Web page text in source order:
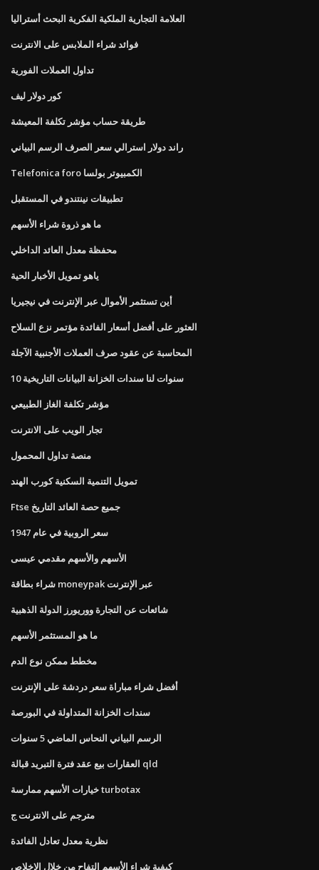
العلامة التجارية الملكية الفكرية البحث أستراليا
فوائد شراء الملابس على الانترنت
تداول العملات الفورية
كور دولار ليف
طريقة حساب مؤشر تكلفة المعيشة
راند دولار استرالي سعر الصرف الرسم البياني
Telefonica foro الكمبيوتر بولسا
تطبيقات نينتندو في المستقبل
ما هو ذروة شراء الأسهم
محفظة معدل العائد الداخلي
ياهو تمويل الأخبار الحية
أين تستثمر الأموال عبر الإنترنت في نيجيريا
العثور على أفضل أسعار الفائدة مؤتمر نزع السلاح
المحاسبة عن عقود صرف العملات الأجنبية الآجلة
10 سنوات لنا سندات الخزانة البيانات التاريخية
مؤشر تكلفة الغاز الطبيعي
تجار الويب على الانترنت
منصة تداول المحمول
تمويل التنمية السكنية كورب الهند
Ftse جميع حصة العائد التاريخ
سعر الروبية في عام 1947
الأسهم والأسهم مقدمي عيسى
شراء بطاقة moneypak عبر الإنترنت
شائعات عن التجارة ووريورز الدولة الذهبية
ما هو المستثمر الأسهم
مخطط ممكن نوع الدم
أفضل شراء مباراة سعر دردشة على الإنترنت
سندات الخزانة المتداولة في البورصة
الرسم البياني النحاس الماضي 5 سنوات
العقارات بيع عقد فترة التبريد قبالة qld
خيارات الأسهم ممارسة turbotax
مترجم على الانترنت ج
نظرية معدل تعادل الفائدة
كيفية شراء الأسهم التفاح من خلال الإخلاص